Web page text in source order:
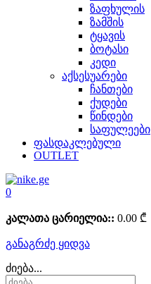
ზაფხულის
ზამშის
ტყავის
ბოტასი
კედი
აქსესუარები
ჩანთები
ქუდები
წინდები
საფულეები
ფასდაკლებული
OUTLET
0
კალათა ცარიელია:: 0.00 ₾
განაგრძე ყიდვა
ძიება...